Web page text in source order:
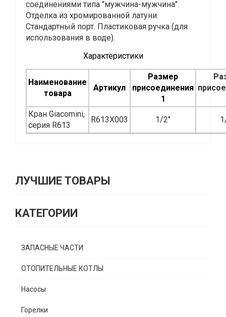
соединениями типа "мужчина-мужчина".
Отделка из хромированной латуни.
Стандартный порт. Пластиковая ручка (для
использования в воде).
Характеристики
Наименование
товара
Артикул
Размер
присоединения
1
Кран Giacomini,
серия R613
R613X003 1/2"
ЛУЧШИЕ ТОВАРЫ
КАТЕГОРИИ
ЗАПАСНЫЕ ЧАСТИ
ОТОПИТЕЛЬНЫЕ КОТЛЫ
Насосы
Горелки